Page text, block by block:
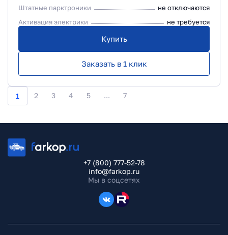
Штатные парктроники
не отключаются
Активация электрики
не требуется
Купить
Заказать в 1 клик
1 2 3 4 5 ... 7
+7 (800) 777-52-78
info@farkop.ru
Мы в соцсетях